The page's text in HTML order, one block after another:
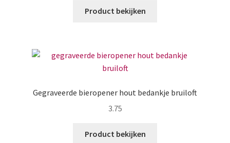
Product bekijken
Gegraveerde bieropener hout bedankje bruiloft
3.75
Product bekijken